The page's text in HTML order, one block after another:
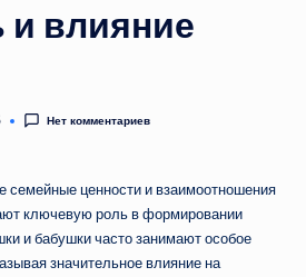
и влияние
Нет комментариев
семейные ценности и взаимоотношения
ключевую роль в формировании
и бабушки часто занимают особое
значительное влияние на